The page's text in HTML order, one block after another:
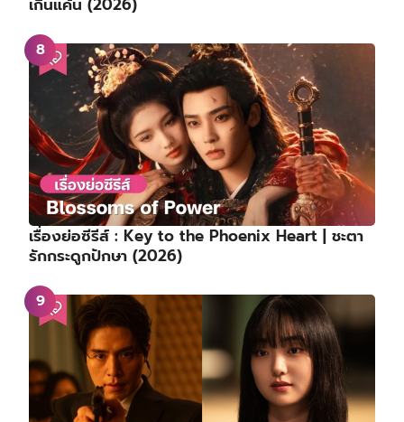
เกินแค้น (2026)
เรื่องย่อซีรีส์ : Key to the Phoenix Heart | ชะตา
รักกระดูกปักษา (2026)